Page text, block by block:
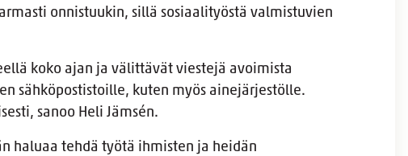
onnistuukin, sillä sosiaalityöstä valmistuvien
koko ajan ja välittävät viestejä avoimista
sähköpostistoille, kuten myös ainejärjestölle.
sanoo Heli Jämsén.
haluaa tehdä työtä ihmisten ja heidän